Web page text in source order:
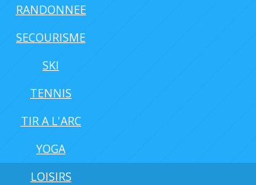
RANDONNEE
SECOURISME
SKI
TENNIS
TIR A L'ARC
YOGA
LOISIRS